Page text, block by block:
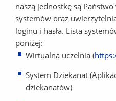
naszą jednostkę są
systemów oraz
loginu i hasła. Lista
poniżej:
Wirtualna uczelnia (
System Dziekanat
dziekanatów)